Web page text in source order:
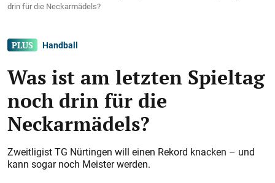
drin für die Neckarmädels?
Handball
Was ist am letzten Spieltag
noch drin für die
Neckarmädels?
Zweitligist TG Nürtingen will einen Rekord knacken – und
kann sogar noch Meister werden.